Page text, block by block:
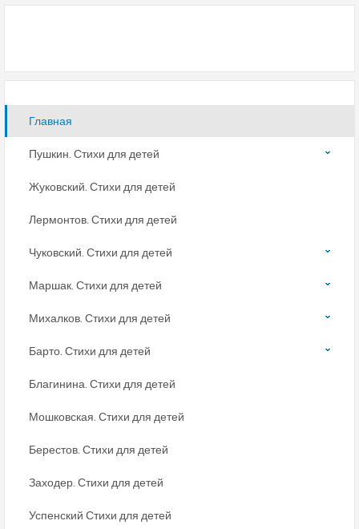
Главная
Пушкин. Стихи для детей
Жуковский. Стихи для детей
Лермонтов. Стихи для детей
Чуковский. Стихи для детей
Маршак. Стихи для детей
Михалков. Стихи для детей
Барто. Стихи для детей
Благинина. Стихи для детей
Мошковская. Стихи для детей
Берестов. Стихи для детей
Заходер. Стихи для детей
Успенский Стихи для детей